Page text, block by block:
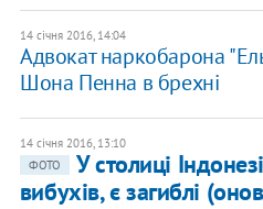
14 січня 2016, 14:04
Адвокат наркобарона
Шона Пенна в брехні
14 січня 2016, 13:10
ФОТО
У столиці
вибухів, є загиблі